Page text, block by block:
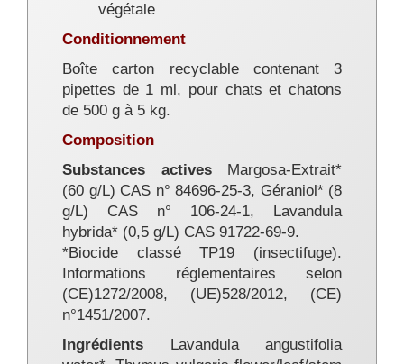
végétale
Conditionnement
Boîte carton recyclable contenant 3
pipettes de 1 ml, pour chats et chatons
de 500 g à 5 kg.
Composition
Substances activesMargosa-Extrait*
(60 g/L) CAS n° 84696-25-3, Géraniol* (8
g/L) CAS n° 106-24-1, Lavandula
hybrida* (0,5 g/L) CAS 91722-69-9.
*Biocide classé TP19 (insectifuge).
Informations réglementaires selon
(CE)1272/2008, (UE)528/2012, (CE)
n°1451/2007.
Ingrédients Lavandula angustifolia